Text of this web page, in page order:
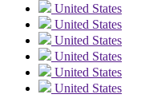
United States
United States
United States
United States
United States
United States